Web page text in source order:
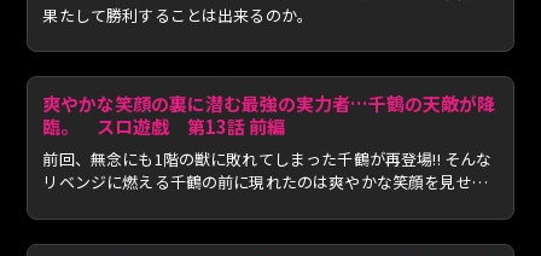
果たして勝利することは出来るのか。
爽やかな笑顔の裏に潜む最強の実力者…千鶴の天敵が降
臨。 スロ遊戯 第13話 前編
前回、無念にも1階の獣に敗れてしまった千鶴が再登場!! そんな
リベンジに燃える千鶴の前に現れたのは爽やかな笑顔を見せる